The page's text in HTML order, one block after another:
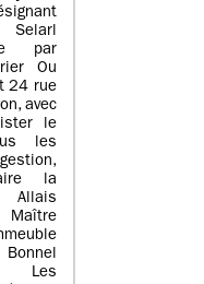
Selarl
par
Ou
24 rue
avec
le
les
la
Les